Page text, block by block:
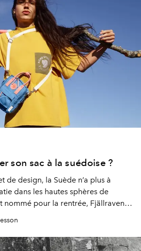
son sac à la suédoise ?
de design, la Suède n’a plus à
dans les hautes sphères de
nommé pour la rentrée, Fjällraven
le niveau du game et
en passion.